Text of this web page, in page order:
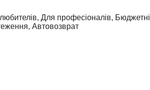
Для професіоналів, Бюджетні
Автовозврат